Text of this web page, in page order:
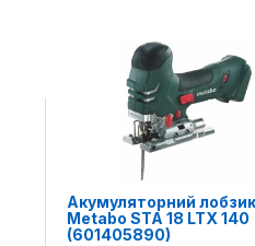
Акумуляторний лобзик
Metabo STA 18 LTX 140
(601405890)